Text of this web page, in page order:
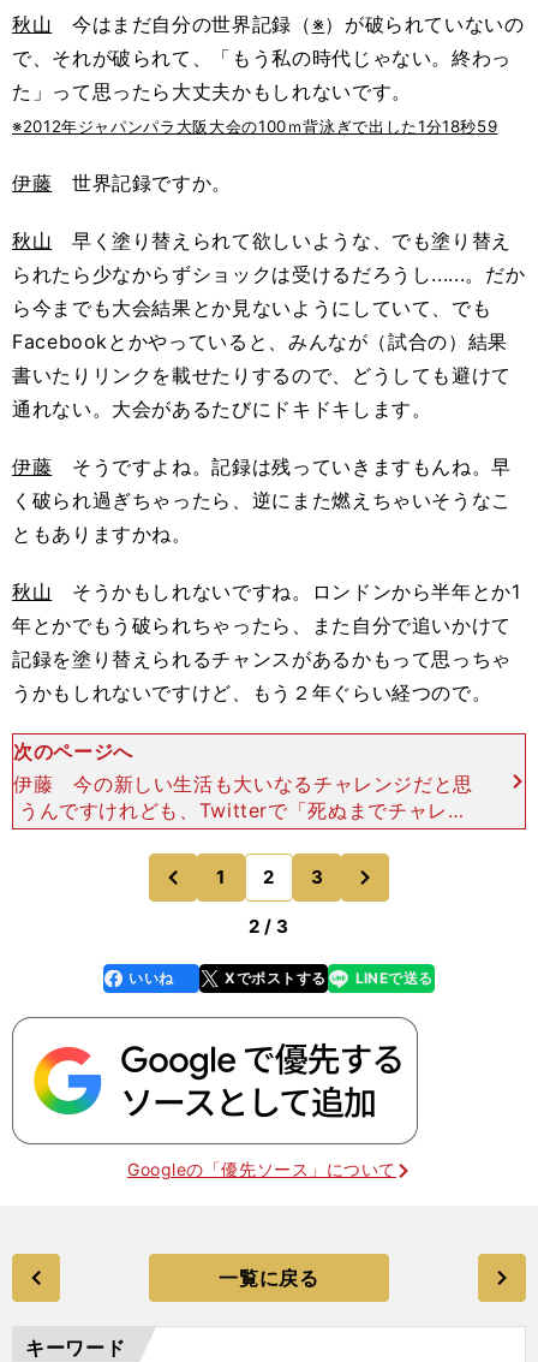
秋山 今はまだ自分の世界記録（※）が破られていないの
で、それが破られて、「もう私の時代じゃない。終わっ
た」って思ったら大丈夫かもしれないです。
※2012年ジャパンパラ大阪大会の100ｍ背泳ぎで出した1分18秒59
伊藤 世界記録ですか。
秋山 早く塗り替えられて欲しいような、でも塗り替え
られたら少なからずショックは受けるだろうし......。だか
ら今までも大会結果とか見ないようにしていて、でも
Facebookとかやっていると、みんなが（試合の）結果
書いたりリンクを載せたりするので、どうしても避けて
通れない。大会があるたびにドキドキします。
伊藤 そうですよね。記録は残っていきますもんね。早
く破られ過ぎちゃったら、逆にまた燃えちゃいそうなこ
ともありますかね。
秋山 そうかもしれないですね。ロンドンから半年とか1
年とかでもう破られちゃったら、また自分で追いかけて
記録を塗り替えられるチャンスがあるかもって思っちゃ
うかもしれないですけど、もう２年ぐらい経つので。
次のページへ
伊藤 今の新しい生活も大いなるチャレンジだと思
うんですけれども、Twitterで「死ぬまでチャレン
ジャーでいたい」って書いてらっしゃって。死ぬま
でチャレンジしていたいというのは、いつ頃から思
うようにな
前
のページへ
1 2 3
2 / 3
faceboo
k
いいね Xでポストする
line LINEで送る
Googleの「優先ソース」について
一覧に戻る
キーワード